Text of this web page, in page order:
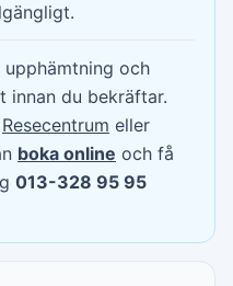
upphämtning och
innan du bekräftar.
Resecentrum eller
boka online och få
013-328 95 95